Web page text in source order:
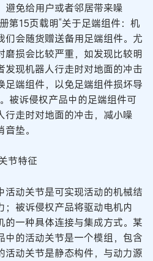
避免给用户或者邻居带来噪
第15页载明“关于足端组件：机
们会随货赠送备用足端组件。尤
磨损会比较严重，如发现比较明
发现机器人行走时对地面的冲击
足端组件，以免足端组件损坏导
被诉侵权产品中的足端组件可
行走时对地面的冲击，减小噪
垫。
节特征
活动关节是可实现活动的机械结
被诉侵权产品将驱动电机内
的一种具体连接与集成方式。某
中的活动关节是一个模组，包含
活动关节是静态构件，与动力源